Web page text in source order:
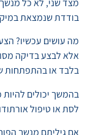
מצד שני, לא כל
בודדת שנמצאת
מה עושים עכשיו?
אלא לבצע בדיקה
בלבד או
בהמשך יכולים
לסת או טיפול
אם גיליתם מנשך